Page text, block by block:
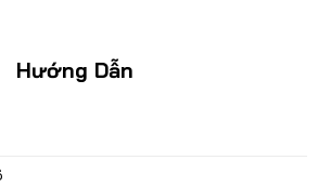
Hướng Dẫn